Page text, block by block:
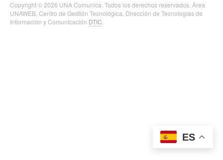
ES
Copyright © 2026 UNA Comunica. Todos los derechos reservados. Área
UNAWEB, Centro de Gestión Tecnológica, Dirección de Tecnologías de
Información y Comunicación DTIC